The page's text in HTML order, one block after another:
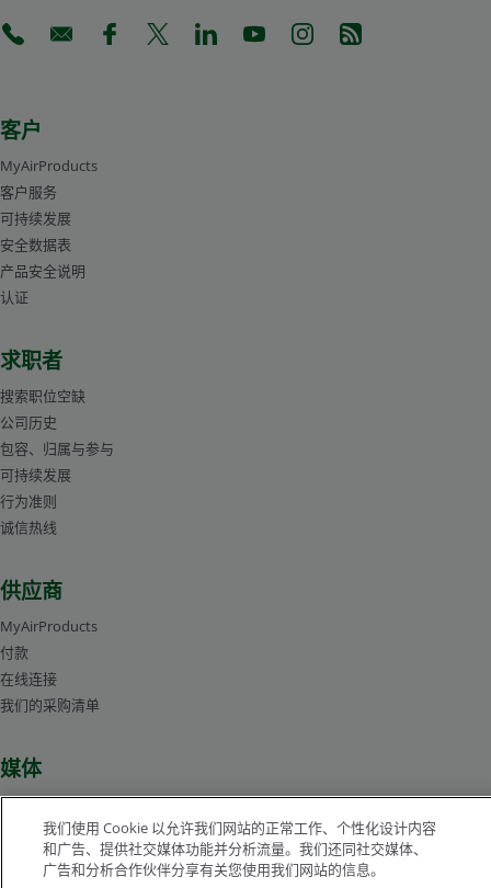
海洋污染物：无
(Opens in a new tab)
(Opens in a new tab)
(Opens in a new tab)
(Opens in a new tab)
(Opens in a new tab)
(Opens in a new tab)
(Opens in a new tab)
(Opens in a new
客户
MyAirProducts
客户服务
可持续发展
安全数据表
产品安全说明
认证
求职者
搜索职位空缺
公司历史
包容、归属与参与
可持续发展
行为准则
诚信热线
供应商
MyAirProducts
付款
在线连接
我们的采购清单
媒体
新闻中心
管理层人员简介
我们使用 Cookie 以允许我们网站的正常工作、个性化设计内容
和广告、提供社交媒体功能并分析流量。我们还同社交媒体、
广告和分析合作伙伴分享有关您使用我们网站的信息。